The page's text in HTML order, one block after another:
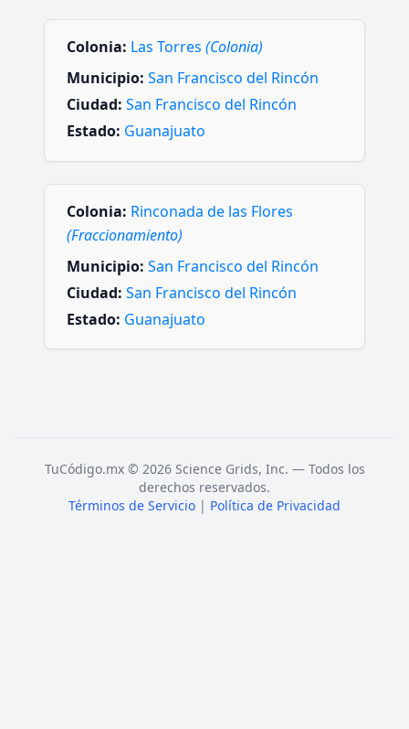
Colonia: Las Torres (Colonia)
Municipio: San Francisco del Rincón
Ciudad: San Francisco del Rincón
Estado: Guanajuato
Colonia: Rinconada de las Flores
(Fraccionamiento)
Municipio: San Francisco del Rincón
Ciudad: San Francisco del Rincón
Estado: Guanajuato
TuCódigo.mx © 2026 Science Grids, Inc. — Todos los
derechos reservados.
Términos de Servicio | Política de Privacidad